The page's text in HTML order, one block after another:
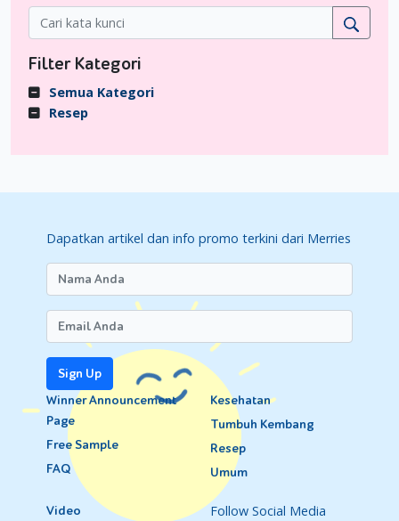
Filter Kategori
Semua Kategori
Resep
Dapatkan artikel dan info promo terkini dari Merries
Sign Up
Winner Announcement
Page
Free Sample
FAQ
Kesehatan
Tumbuh Kembang
Resep
Umum
Video
Follow Social Media